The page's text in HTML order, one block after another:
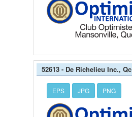
52613 - De Richelieu Inc., Qc
EPS JPG PNG